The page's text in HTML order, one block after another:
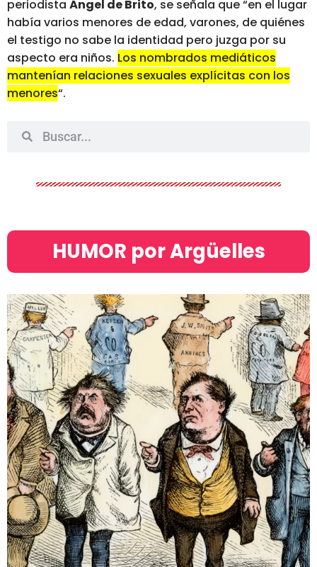
periodista Ángel de Brito, se señala que “en el lugar
había varios menores de edad, varones, de quiénes
el testigo no sabe la identidad pero juzga por su
aspecto era niños. Los nombrados mediáticos
mantenían relaciones sexuales explícitas con los
menores“.
HUMOR por Argüelles​